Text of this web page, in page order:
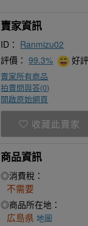
賣家資訊
ID： Ranmizu02
評價：99.3% 好
賣家所有商品
拍賣問與答(0)
開啟原始網頁
收藏此賣家
商品資訊
◎消費稅：
不需要
◎商品所在地：
広島県 地圖